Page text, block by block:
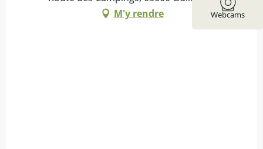
Webcams
M'y rendre